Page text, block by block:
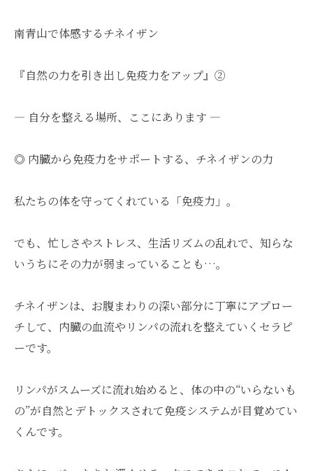
南青山で体感するチネイザン
『自然の力を引き出し免疫力をアップ』②
― 自分を整える場所、ここにあります ―
◎ 内臓から免疫力をサポートする、チネイザンの力
私たちの体を守ってくれている「免疫力」。
でも、忙しさやストレス、生活リズムの乱れで、知らな
いうちにその力が弱まっていることも…。
チネイザンは、お腹まわりの深い部分に丁寧にアプロー
チして、内臓の血流やリンパの流れを整えていくセラピ
ーです。
リンパがスムーズに流れ始めると、体の中の“いらないも
の”が自然とデトックスされて免疫システムが目覚めてい
くんです。